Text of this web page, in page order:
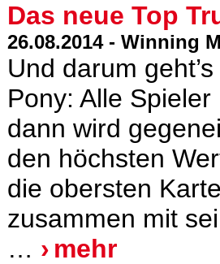
Das neue Top
26.08.2014 - Winning
Und darum
Pony: Alle
dann wird
den höchsten
die obersten
zusammen mit
…
mehr